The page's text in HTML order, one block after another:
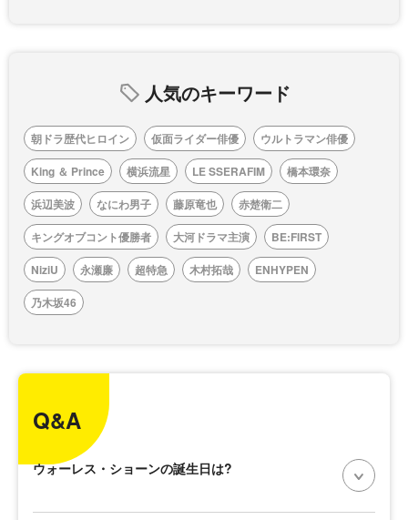
人気のキーワード
朝ドラ歴代ヒロイン 仮面ライダー俳優
ウルトラマン俳優
King ＆ Prince
横浜流星 LE SSERAFIM
橋本環奈
浜辺美波
なにわ男子 藤原竜也
赤楚衛二
キングオブコント優勝者
大河ドラマ主演
BE:FIRST
NiziU
永瀬廉 超特急 木村拓哉
ENHYPEN
乃木坂46
Q&A
ウォーレス・ショーンの誕生日は?